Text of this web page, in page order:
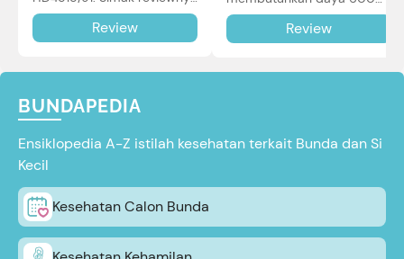
di sini.
Review
dalam pemakaian. Simak
review selengkapnya di sini.
Review
BUNDAPEDIA
Ensiklopedia A-Z istilah kesehatan terkait Bunda dan Si
Kecil
Kesehatan Calon Bunda